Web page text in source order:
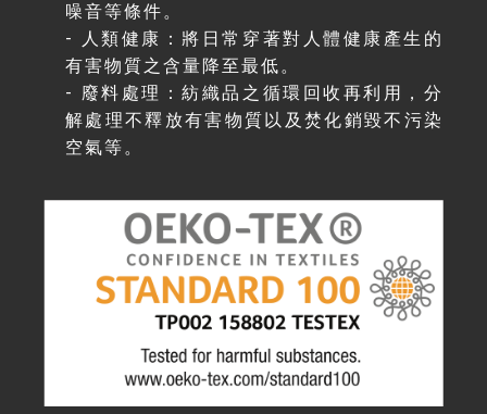
噪音等條件。
- 人類健康：將日常穿著對人體健康產生的
有害物質之含量降至最低。
- 廢料處理：紡織品之循環回收再利用，分
解處理不釋放有害物質以及焚化銷毀不污染
空氣等。